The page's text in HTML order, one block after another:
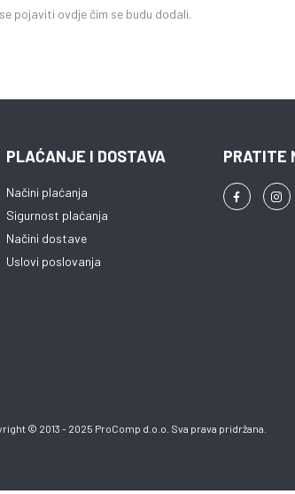
pojaviti ovdje čim se budu dodali.
PLAĆANJE I DOSTAVA
Načini plaćanja
Sigurnost plaćanja
Načini dostave
Uslovi poslovanja
PRATITE
© 2013 - 2025 ProComp d.o.o. Sva prava pridržana.